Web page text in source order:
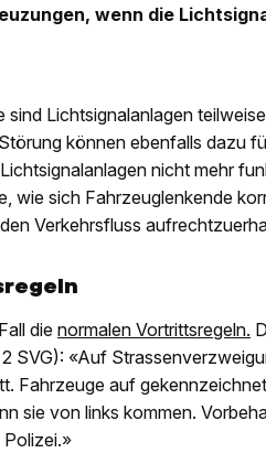
wenn die
Lichtsignalanlagen
können ebenfalls dazu
nicht mehr
wie sich Fahrzeuglenkende
Verkehrsfluss
die normalen Vortrittsregeln.
SVG): «Auf
Fahrzeuge auf
sie von links kommen.
Polizei.»